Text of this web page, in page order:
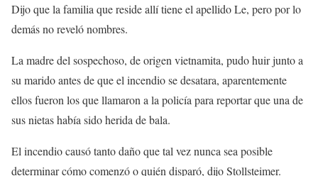
Dijo que la familia que reside allí tiene el apellido Le, pero por lo
demás no reveló nombres.
La madre del sospechoso, de origen vietnamita, pudo huir junto a
su marido antes de que el incendio se desatara, aparentemente
ellos fueron los que llamaron a la policía para reportar que una de
sus nietas había sido herida de bala.
El incendio causó tanto daño que tal vez nunca sea posible
determinar cómo comenzó o quién disparó, dijo Stollsteimer.